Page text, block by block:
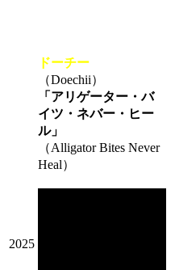
2025
ドーチー
（Doechii）
「アリゲーター・バ
イツ・ネバー・ヒー
ル」
（Alligator Bites Never
Heal）